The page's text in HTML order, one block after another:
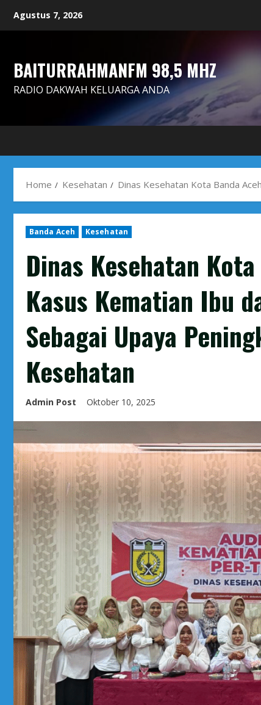
Agustus 7, 2026
BAITURRAHMANFM 98,5 MHZ
RADIO DAKWAH KELUARGA ANDA
Home Kesehatan Dinas Kesehatan Kota Banda
Banda Aceh Kesehatan
Dinas Kesehatan
Kasus Kematian Ibu
Sebagai Upaya
Kesehatan
Admin Post Oktober 10, 2025